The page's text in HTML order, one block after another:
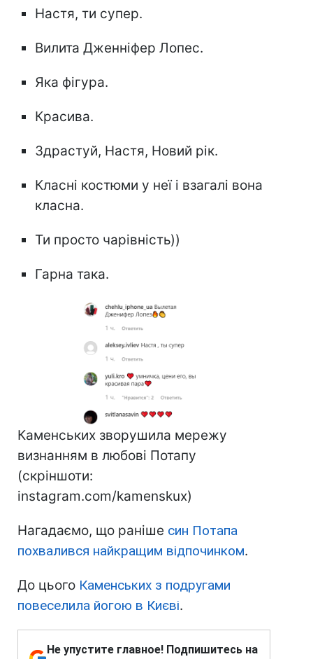
Настя, ти супер.
Вилита Дженніфер Лопес.
Яка фігура.
Красива.
Здрастуй, Настя, Новий рік.
Класні костюми у неї і взагалі вона
класна.
Ти просто чарівність))
Гарна така.
Каменських зворушила мережу
визнанням в любові Потапу
(скріншоти:
instagram.com/kamenskux)
Нагадаємо, що раніше син Потапа
похвалився найкращим відпочинком.
До цього Каменських з подругами
повеселила йогою в Києві.
Не упустите главное! Подпишитесь на